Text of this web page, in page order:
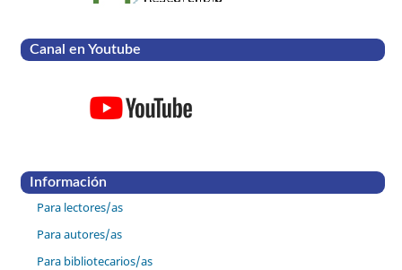
Canal en Youtube
Información
Para lectores/as
Para autores/as
Para bibliotecarios/as